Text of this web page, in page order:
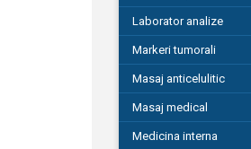
Laborator analize
Markeri tumorali
Masaj anticelulitic
Masaj medical
Medicina interna